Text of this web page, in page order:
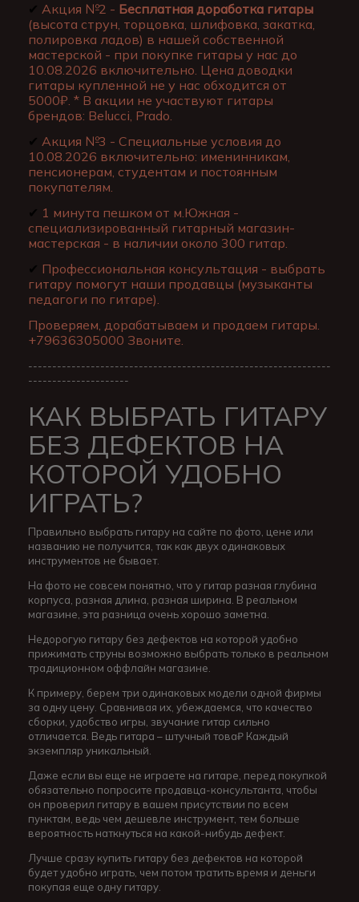
✔ Акция №2 - Бесплатная доработка гитары
(высота струн, торцовка, шлифовка, закатка,
полировка ладов) в нашей собственной
мастерской - при покупке гитары у нас до
10.08.2026 включительно. Цена доводки
гитары купленной не у нас обходится от
5000₽. * В акции не участвуют гитары
брендов: Belucci, Prado.
✔ Акция №3 - Специальные условия до
10.08.2026 включительно: именинникам,
пенсионерам, студентам и постоянным
покупателям.
✔ 1 минута пешком от м.Южная -
специализированный гитарный магазин-
мастерская - в наличии около 300 гитар.
✔ Профессиональная консультация - выбрать
гитару помогут наши продавцы (музыканты
педагоги по гитаре).
Проверяем, дорабатываем и продаем гитары.
+79636305000 Звоните.
---------------------------------------------------------------
---------------------
КАК ВЫБРАТЬ ГИТАРУ
БЕЗ ДЕФЕКТОВ НА
КОТОРОЙ УДОБНО
ИГРАТЬ?
Правильно выбрать гитару на сайте по фото, цене или
названию не получится, так как двух одинаковых
инструментов не бывает.
На фото не совсем понятно, что у гитар разная глубина
корпуса, разная длина, разная ширина. В реальном
магазине, эта разница очень хорошо заметна.
Недорогую гитару без дефектов на которой удобно
прижимать струны возможно выбрать только в реальном
традиционном оффлайн магазине.
К примеру, берем три одинаковых модели одной фирмы
за одну цену. Сравнивая их, убеждаемся, что качество
сборки, удобство игры, звучание гитар сильно
отличается. Ведь гитара – штучный това₽ Каждый
экземпляр уникальный.
Даже если вы еще не играете на гитаре, перед покупкой
обязательно попросите продавца-консультанта, чтобы
он проверил гитару в вашем присутствии по всем
пунктам, ведь чем дешевле инструмент, тем больше
вероятность наткнуться на какой-нибудь дефект.
Лучше сразу купить гитару без дефектов на которой
будет удобно играть, чем потом тратить время и деньги
покупая еще одну гитару.